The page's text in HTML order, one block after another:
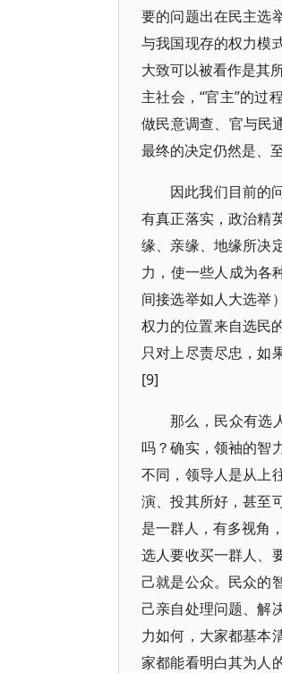
要的问题出在民主选
与我国现存的权力模
大致可以被看作是其
主社会，“官主”的过
做民意调查、官与民
最终的决定仍然是、
因此我们目前的
有真正落实，政治精
缘、亲缘、地缘所决
力，使一些人成为各
间接选举如人大选举
权力的位置来自选民
只对上尽责尽忠，如
[9]
那么，民众有选
吗？确实，领袖的智
不同，领导人是从上
演、投其所好，甚至
是一群人，有多视角
选人要收买一群人、
己就是公众。民众的
己亲自处理问题、解
力如何，大家都基本
家都能看明白其为人